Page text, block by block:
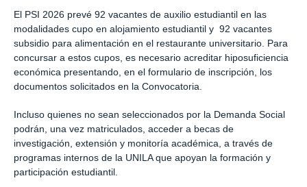
El PSI 2026 prevé 92 vacantes de auxilio estudiantil en las
modalidades cupo en alojamiento estudiantil y 92 vacantes
subsidio para alimentación en el restaurante universitario. Para
concursar a estos cupos, es necesario acreditar hiposuficiencia
económica presentando, en el formulario de inscripción, los
documentos solicitados en la Convocatoria.
Incluso quienes no sean seleccionados por la Demanda Social
podrán, una vez matriculados, acceder a becas de
investigación, extensión y monitoría académica, a través de
programas internos de la UNILA que apoyan la formación y
participación estudiantil.